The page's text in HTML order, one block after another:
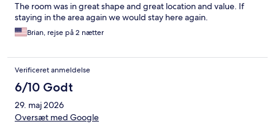
The room was in great shape and great location and value. If
staying in the area again we would stay here again.
Brian, rejse på 2 nætter
Verificeret anmeldelse
6/10 Godt
29. maj 2026
Oversæt med Google